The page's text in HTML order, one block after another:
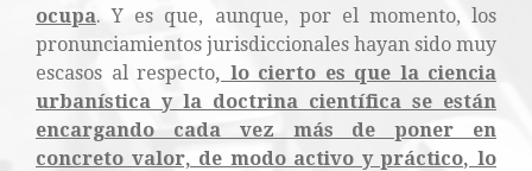
ocupa. Y es que, aunque, por el momento, los
pronunciamientos jurisdiccionales hayan sido muy
escasos al respecto, lo cierto es que la ciencia
urbanística y la doctrina científica se están
encargando cada vez más de poner en
concreto valor, de modo activo y práctico, lo